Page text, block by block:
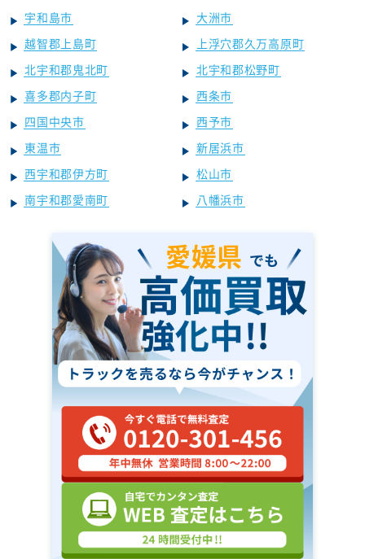
宇和島市
大洲市
越智郡上島町
上浮穴郡久万高原町
北宇和郡鬼北町
北宇和郡松野町
喜多郡内子町
西条市
四国中央市
西予市
東温市
新居浜市
西宇和郡伊方町
松山市
南宇和郡愛南町
八幡浜市
愛媛県